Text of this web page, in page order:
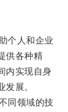
个人和企业
供各种精
内实现自身
展。
同领域的技